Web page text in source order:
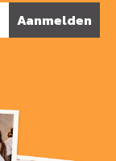
Aanmelden